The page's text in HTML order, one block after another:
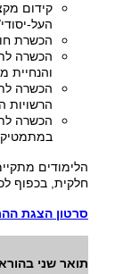
קידום
העל-
הכשרת
הכשרה
והנחיית
הכשרה
הרשויות
הכשרה
הלימודים
חלקית, בכפוף
סרטון הצגת
תואר שני